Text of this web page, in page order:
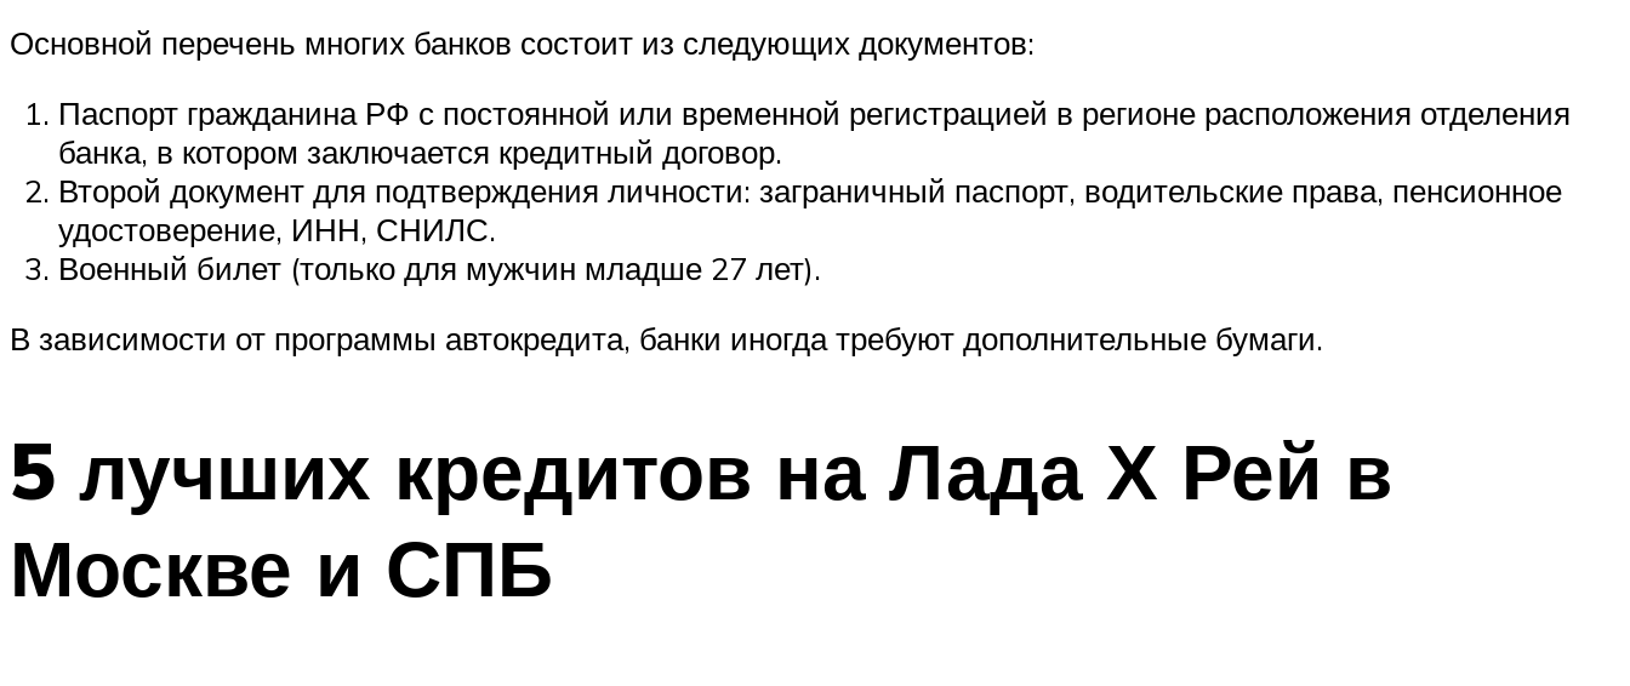
Основной перечень многих банков состоит из следующих документов:
Паспорт гражданина РФ с постоянной или временной регистрацией в регионе расположения отделения
банка, в котором заключается кредитный договор.
Второй документ для подтверждения личности: заграничный паспорт, водительские права, пенсионное
удостоверение, ИНН, СНИЛС.
Военный билет (только для мужчин младше 27 лет).
В зависимости от программы автокредита, банки иногда требуют дополнительные бумаги.
5 лучших кредитов на Лада Х Рей в
Москве и СПБ